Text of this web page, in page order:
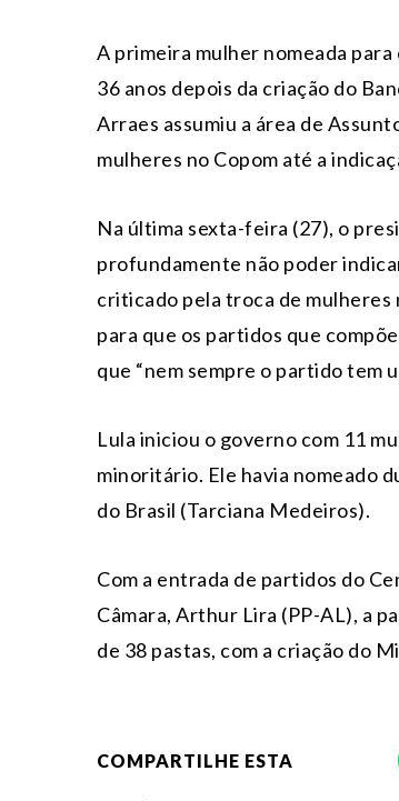
A primeira mulher nomeada
36 anos depois da criação do
Arraes assumiu a área de
mulheres no Copom até a
Na última sexta-feira (27), o
profundamente não poder
criticado pela troca de
para que os partidos que
que “nem sempre o partido tem
Lula iniciou o governo com 11
minoritário. Ele havia nomeado
do Brasil (Tarciana Medeiros).
Com a entrada de partidos do
Câmara, Arthur Lira (PP-AL), a
de 38 pastas, com a criação do
COMPARTILHE ESTA